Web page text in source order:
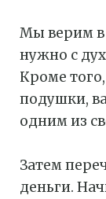
Мы верим в
нужно с
Кроме
подушки,
одним из
Затем
деньги.